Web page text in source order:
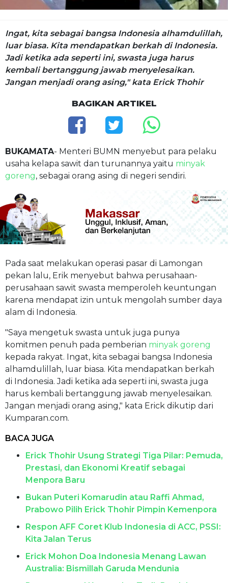
Ingat, kita sebagai bangsa Indonesia alhamdulillah,
luar biasa. Kita mendapatkan berkah di Indonesia.
Jadi ketika ada seperti ini, swasta juga harus
kembali bertanggung jawab menyelesaikan.
Jangan menjadi orang asing," kata Erick Thohir
BAGIKAN ARTIKEL
BUKAMATA- Menteri BUMN menyebut para pelaku
usaha kelapa sawit dan turunannya yaitu minyak
goreng, sebagai orang asing di negeri sendiri.
Pada saat melakukan operasi pasar di Lamongan
pekan lalu, Erik menyebut bahwa perusahaan-
perusahaan sawit swasta memperoleh keuntungan
karena mendapat izin untuk mengolah sumber daya
alam di Indonesia.
"Saya mengetuk swasta untuk juga punya
komitmen penuh pada pemberian minyak goreng
kepada rakyat. Ingat, kita sebagai bangsa Indonesia
alhamdulillah, luar biasa. Kita mendapatkan berkah
di Indonesia. Jadi ketika ada seperti ini, swasta juga
harus kembali bertanggung jawab menyelesaikan.
Jangan menjadi orang asing," kata Erick dikutip dari
Kumparan.com.
BACA JUGA
Erick Thohir Usung Strategi Tiga Pilar: Pemuda,
Prestasi, dan Ekonomi Kreatif sebagai
Menpora Baru
Bukan Puteri Komarudin atau Raffi Ahmad,
Prabowo Pilih Erick Thohir Pimpin Kemenpora
Respon AFF Coret Klub Indonesia di ACC, PSSI:
Kita Jalan Terus
Erick Mohon Doa Indonesia Menang Lawan
Australia: Bismillah Garuda Mendunia